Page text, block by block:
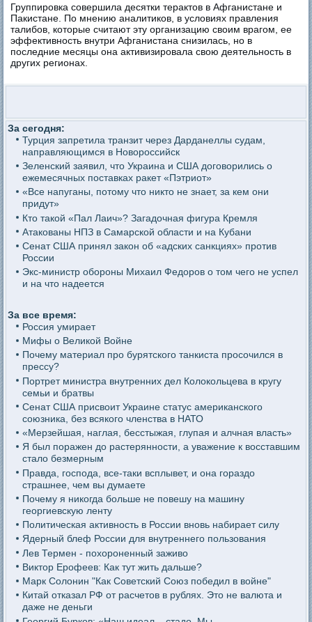
Группировка совершила десятки терактов в Афганистане и
Пакистане. По мнению аналитиков, в условиях правления
талибов, которые считают эту организацию своим врагом, ее
эффективность внутри Афганистана снизилась, но в
последние месяцы она активизировала свою деятельность в
других регионах.
За сегодня:
Турция запретила транзит через Дарданеллы судам,
направляющимся в Новороссийск
Зеленский заявил, что Украина и США договорились о
ежемесячных поставках ракет «Пэтриот»
«Все напуганы, потому что никто не знает, за кем они
придут»
Кто такой «Пал Лаич»? Загадочная фигура Кремля
Атакованы НПЗ в Самарской области и на Кубани
Сенат США принял закон об «адских санкциях» против
России
Экс-министр обороны Михаил Федоров о том чего не успел
и на что надеется
За все время:
Россия умирает
Мифы о Великой Войне
Почему материал про бурятского танкиста просочился в
прессу?
Портрет министра внутренних дел Колокольцева в кругу
семьи и братвы
Сенат США присвоит Украине статус американского
союзника, без всякого членства в НАТО
«Мерзейшая, наглая, бесстыжая, глупая и алчная власть»
Я был поражен до растерянности, а уважение к восставшим
стало безмерным
Правда, господа, все-таки всплывет, и она гораздо
страшнее, чем вы думаете
Почему я никогда больше не повешу на машину
георгиевскую ленту
Политическая активность в России вновь набирает силу
Ядерный блеф России для внутреннего пользования
Лев Термен - похороненный заживо
Виктор Ерофеев: Как тут жить дальше?
Марк Солонин "Как Советский Союз победил в войне"
Китай отказал РФ от расчетов в рублях. Это не валюта и
даже не деньги